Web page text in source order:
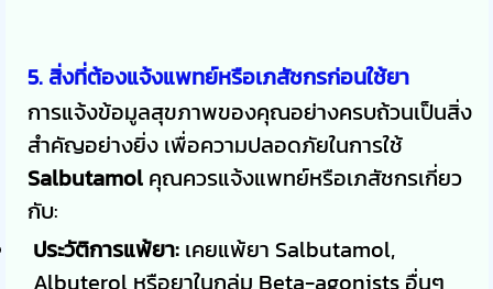
5. สิ่งที่ต้องแจ้งแพทย์หรือเภสัชกรก่อนใช้ยา
การแจ้งข้อมูลสุขภาพของคุณอย่างครบถ้วนเป็นสิ่ง
สำคัญอย่างยิ่ง เพื่อความปลอดภัยในการใช้
Salbutamol คุณควรแจ้งแพทย์หรือเภสัชกรเกี่ยว
กับ:
ประวัติการแพ้ยา: เคยแพ้ยา Salbutamol,
Albuterol หรือยาในกลุ่ม Beta-agonists อื่นๆ